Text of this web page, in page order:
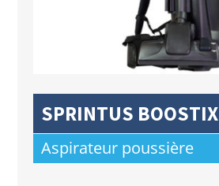
SPRINTUS BOOSTIX
Aspirateur poussière